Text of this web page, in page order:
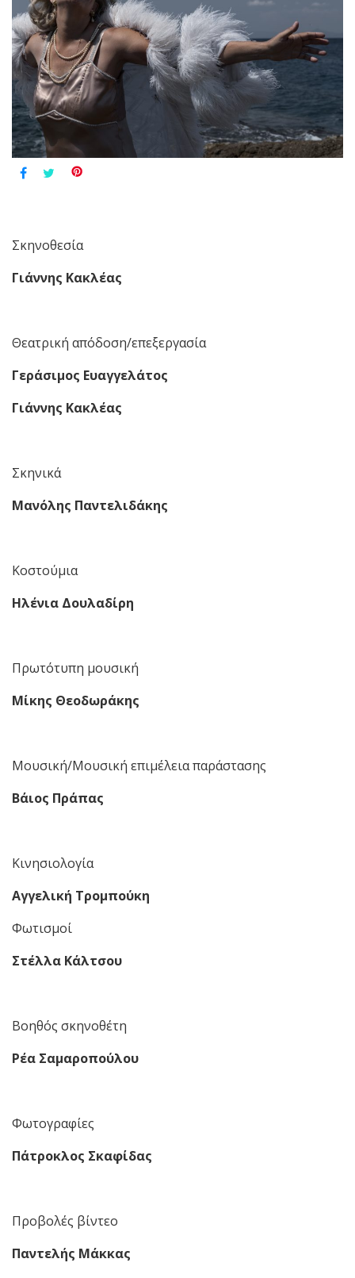
Σκηνοθεσία
Γιάννης Κακλέας
Θεατρική απόδοση/επεξεργασία
Γεράσιμος Ευαγγελάτος
Γιάννης Κακλέας
Σκηνικά
Μανόλης Παντελιδάκης
Κοστούμια
Ηλένια Δουλαδίρη
Πρωτότυπη μουσική
Μίκης Θεοδωράκης
Μουσική/Μουσική επιμέλεια παράστασης
Βάιος Πράπας
Κινησιολογία
Αγγελική Τρομπούκη
Φωτισμοί
Στέλλα Κάλτσου
Βοηθός σκηνοθέτη
Ρέα Σαμαροπούλου
Φωτογραφίες
Πάτροκλος Σκαφίδας
Προβολές βίντεο
Παντελής Μάκκας